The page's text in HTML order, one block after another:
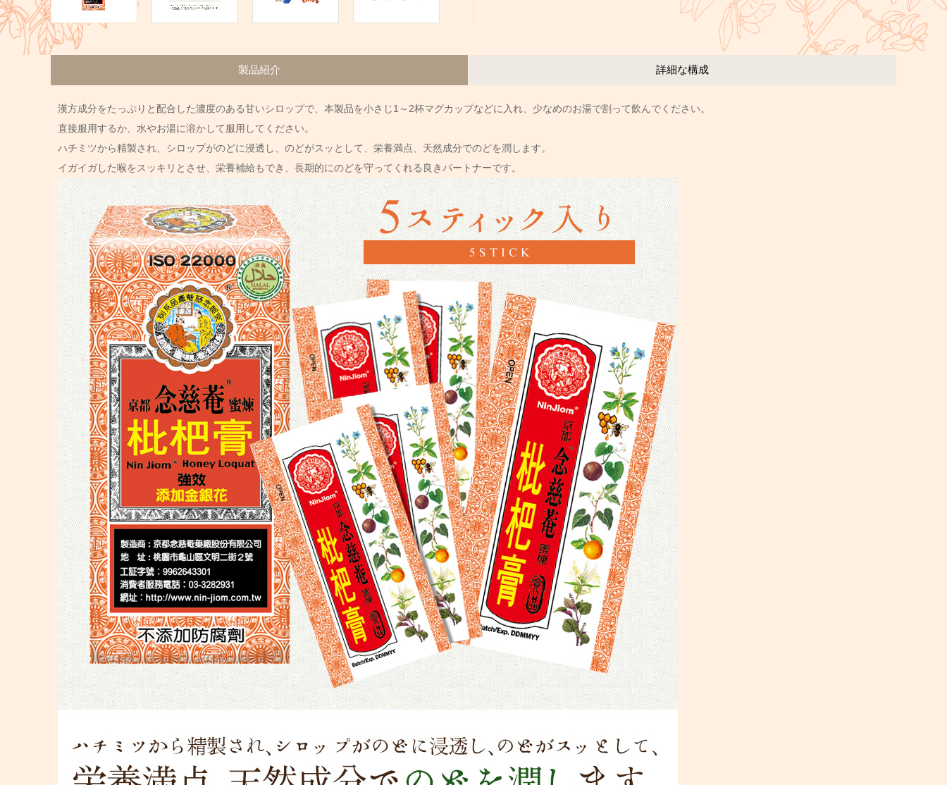
製品紹介 詳細な構成
漢方成分をたっぷりと配合した濃度のある甘いシロップで、本製品を小さじ1～2杯マグカップなどに入れ、少なめのお湯で割って飲んでください。
直接服用するか、水やお湯に溶かして服用してください。
ハチミツから精製され、シロップがのどに浸透し、のどがスッとして、栄養満点、天然成分でのどを潤します。
イガイガした喉をスッキリとさせ、栄養補給もでき、長期的にのどを守ってくれる良きパートナーです。